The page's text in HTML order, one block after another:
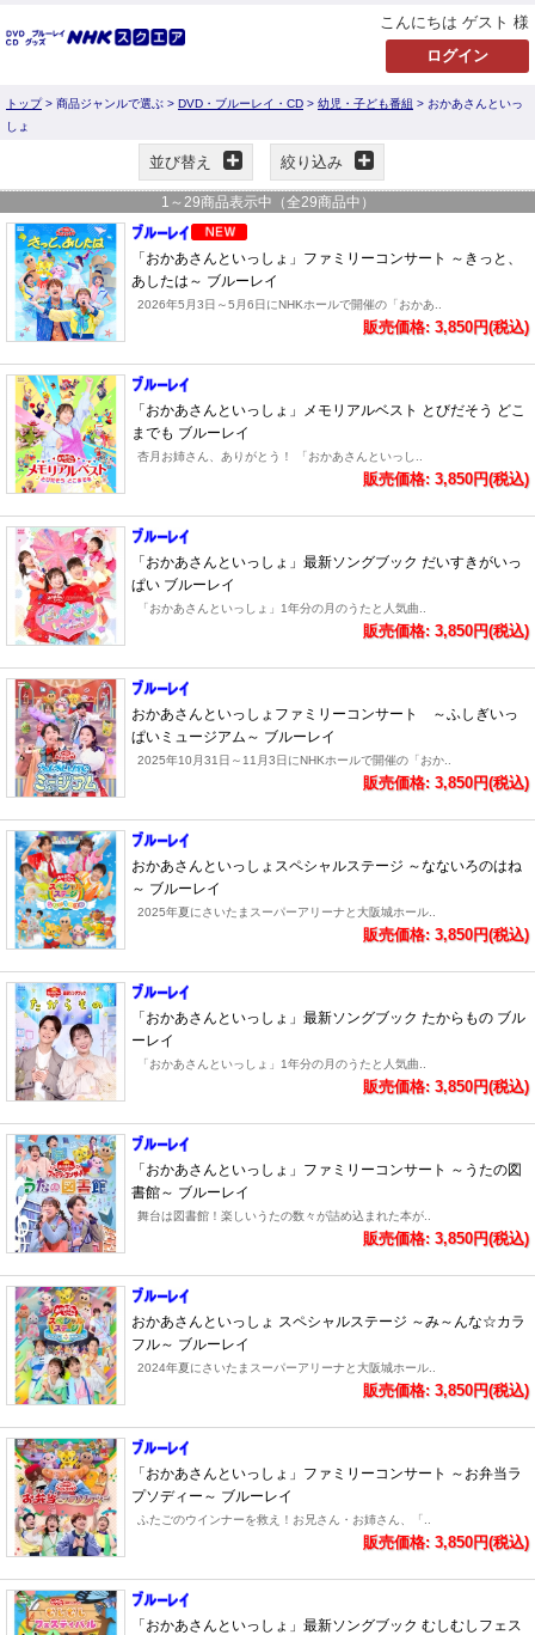
こんにちは ゲスト 様
トップ> 商品ジャンルで選ぶ > DVD・ブルーレイ・CD > 幼児・子ども番組 > おかあさんといっ
しょ
並び替え 絞り込み
1 ～ 29商品表示中（全29商品中）
「おかあさんといっしょ」ファミリーコンサート ～きっと、
あしたは～ ブルーレイ
2026年5月3日～5月6日にNHKホールで開催の「おかあ..
販売価格: 3,850円(税込)
「おかあさんといっしょ」メモリアルベスト とびだそう どこ
までも ブルーレイ
杏月お姉さん、ありがとう！ 「おかあさんといっし..
販売価格: 3,850円(税込)
「おかあさんといっしょ」最新ソングブック だいすきがいっ
ぱい ブルーレイ
「おかあさんといっしょ」1年分の月のうたと人気曲..
販売価格: 3,850円(税込)
おかあさんといっしょファミリーコンサート ～ふしぎいっ
ぱいミュージアム～ ブルーレイ
2025年10月31日～11月3日にNHKホールで開催の「おか..
販売価格: 3,850円(税込)
おかあさんといっしょスペシャルステージ ～なないろのはね
～ ブルーレイ
2025年夏にさいたまスーパーアリーナと大阪城ホール..
販売価格: 3,850円(税込)
「おかあさんといっしょ」最新ソングブック たからもの ブル
ーレイ
「おかあさんといっしょ」1年分の月のうたと人気曲..
販売価格: 3,850円(税込)
「おかあさんといっしょ」ファミリーコンサート ～うたの図
書館～ ブルーレイ
舞台は図書館！楽しいうたの数々が詰め込まれた本が..
販売価格: 3,850円(税込)
おかあさんといっしょ スペシャルステージ ～み～んな☆カラ
フル～ ブルーレイ
2024年夏にさいたまスーパーアリーナと大阪城ホール..
販売価格: 3,850円(税込)
「おかあさんといっしょ」ファミリーコンサート ～お弁当ラ
プソディー～ ブルーレイ
ふたごのウインナーを救え！お兄さん・お姉さん、「..
販売価格: 3,850円(税込)
「おかあさんといっしょ」最新ソングブック むしむしフェス